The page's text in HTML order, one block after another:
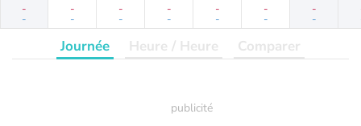
-
-
-
-
-
-
-
-
-
-
-
-
-
-
Journée Heure / Heure Comparer